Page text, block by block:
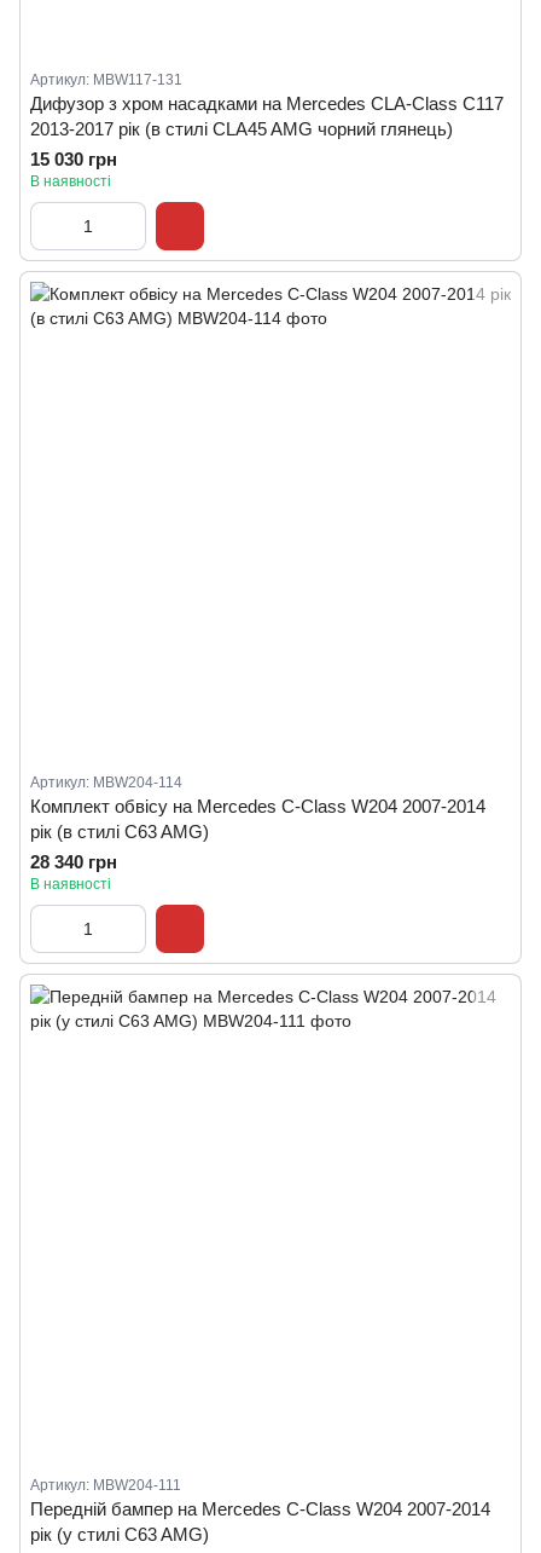
Артикул: MBW117-131
Дифузор з хром насадками на Mercedes CLA-Class C117
2013-2017 рік (в стилі CLA45 AMG чорний глянець)
15 030 грн
В наявності
Артикул: MBW204-114
Комплект обвісу на Mercedes C-Class W204 2007-2014
рік (в стилі C63 AMG)
28 340 грн
В наявності
Артикул: MBW204-111
Передній бампер на Mercedes C-Class W204 2007-2014
рік (у стилі C63 AMG)